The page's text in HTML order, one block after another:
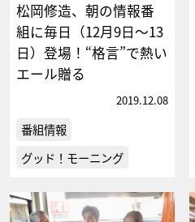
松岡修造、朝の情報番
組に毎日（12月9日～13
日）登場！“格言”で熱い
エール贈る
2019.12.08
番組情報
グッド！モーニング